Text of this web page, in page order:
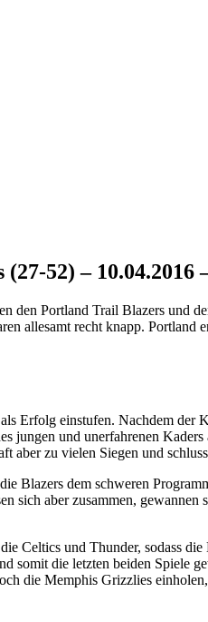
52) – 10.04.2016
den Portland Trail Blazers und
allesamt recht knapp.
Erfolg einstufen. Nachdem
und unerfahrenen
aber zu vielen Siegen und
Blazers dem schweren
aber zusammen,
Celtics und Thunder, sodass
somit die letzten beiden
die Memphis Grizzlies